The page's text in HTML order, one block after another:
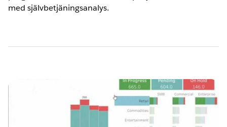
med självbetjäningsanalys.